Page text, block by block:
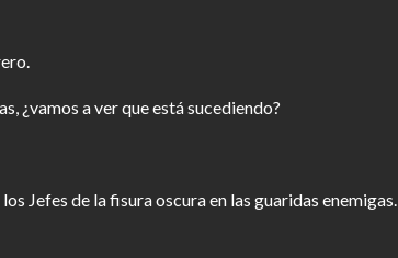
¿vamos a ver que está sucediendo?
Jefes de la fisura oscura en las guaridas enemigas.